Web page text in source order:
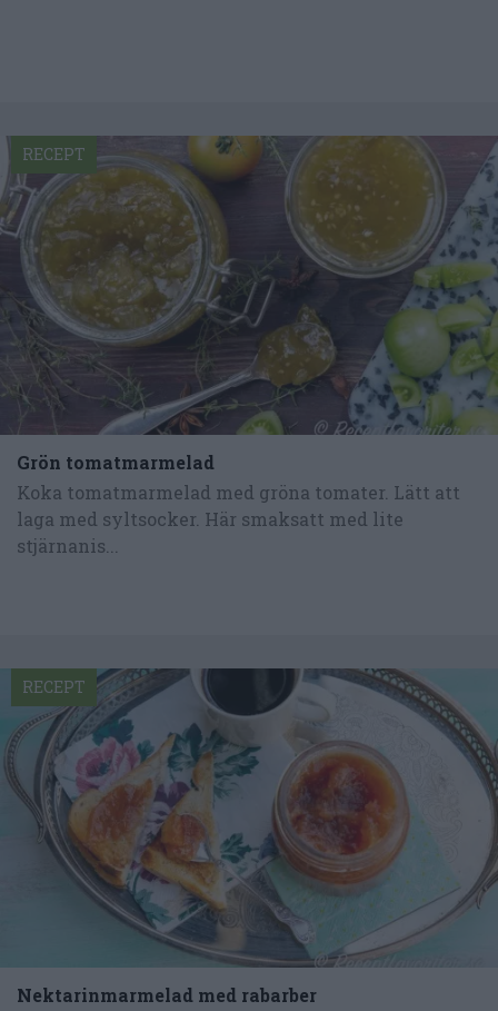
Grön tomatmarmelad
Koka tomatmarmelad med gröna tomater. Lätt att
laga med syltsocker. Här smaksatt med lite
stjärnanis...
RECEPT
Nektarinmarmelad med rabarber
RECEPT